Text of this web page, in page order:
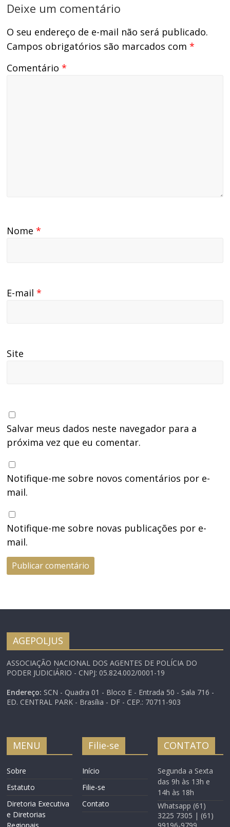
Deixe um comentário
O seu endereço de e-mail não será publicado.
Campos obrigatórios são marcados com*
Comentário*
Nome*
E-mail*
Site
Salvar meus dados neste navegador para a
próxima vez que eu comentar.
Notifique-me sobre novos comentários por e-
mail.
Notifique-me sobre novas publicações por e-
mail.
AGEPOLJUS
ASSOCIAÇÃO NACIONAL DOS AGENTES DE POLÍCIA DO
PODER JUDICIÁRIO - CNPJ: 05.824.002/0001-19
Endereço: SCN - Quadra 01 - Bloco E - Entrada 50 - Sala 716 -
ED. CENTRAL PARK - Brasília - DF - CEP.: 70711-903
MENU
Sobre
Estatuto
Diretoria Executiva
e Diretorias
Filie-se
Início
Filie-se
Contato
CONTATO
Segunda a Sexta
das 9h às 13h e
14h às 18h
Whatsapp (61)
3225 7305 | (61)